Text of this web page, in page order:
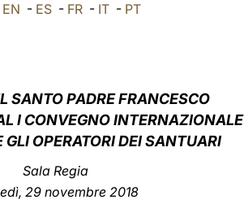
EN - ES - FR - IT - PT
SANTO PADRE FRANCESCO
I CONVEGNO INTERNAZIONALE
GLI OPERATORI DEI SANTUARI
Sala Regia
29 novembre 2018